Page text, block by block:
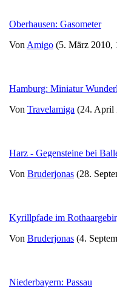
Oberhausen: Gasometer
Von Amigo (5. März 2010,
Hamburg: Miniatur
Von Travelamiga (24. April
Harz - Gegensteine bei
Von Bruderjonas (28.
Kyrillpfade im
Von Bruderjonas (4.
Niederbayern: Passau